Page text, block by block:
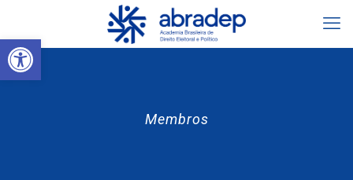
Abrir a barra de ferramentas
Membros